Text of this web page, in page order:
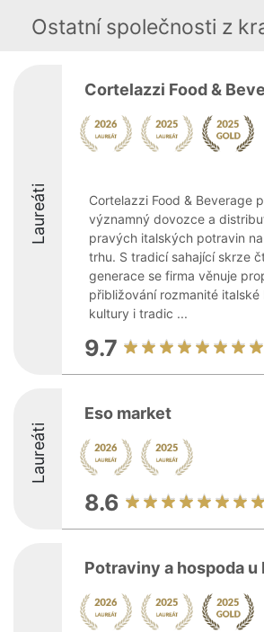
Ostatní společnosti z
Laureáti
Cortelazzi Food &
Cortelazzi Food & Beverage
významný dovozce a
pravých italských potravin
trhu. S tradicí sahající skrze
generace se firma věnuje
přibližování rozmanité italské
kultury i tradic ...
9.7
Laureáti
Eso market
8.6
Potraviny a hospoda u